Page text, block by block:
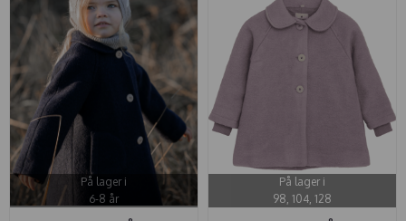
På lager i
6-8 år
På lager i
98, 104, 128